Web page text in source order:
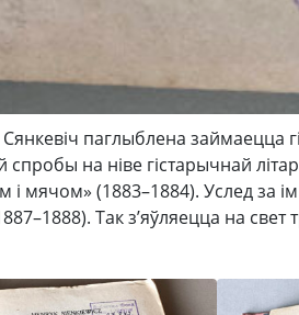
паглыблена займаецца
на ніве гістарычнай
і мячом» (1883–1884). Услед за
Так з’яўляецца на